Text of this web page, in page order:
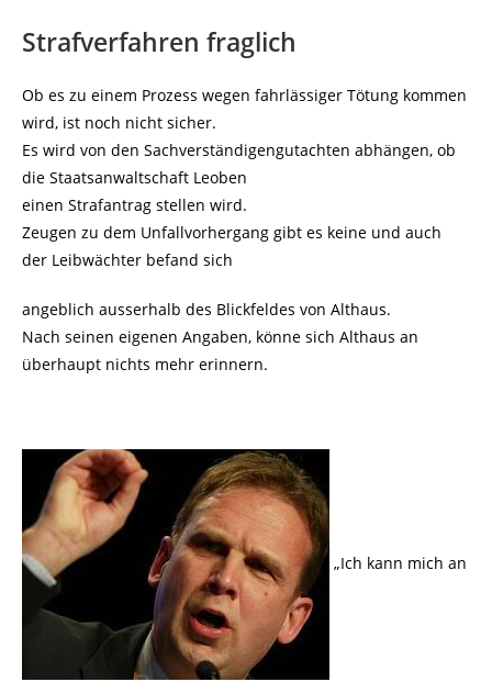
Strafverfahren fraglich
Ob es zu einem Prozess wegen fahrlässiger Tötung kommen
wird, ist noch nicht sicher.
Es wird von den Sachverständigengutachten abhängen, ob
die Staatsanwaltschaft Leoben
einen Strafantrag stellen wird.
Zeugen zu dem Unfallvorhergang gibt es keine und auch
der Leibwächter befand sich
angeblich ausserhalb des Blickfeldes von Althaus.
Nach seinen eigenen Angaben, könne sich Althaus an
überhaupt nichts mehr erinnern.
„Ich kann mich an